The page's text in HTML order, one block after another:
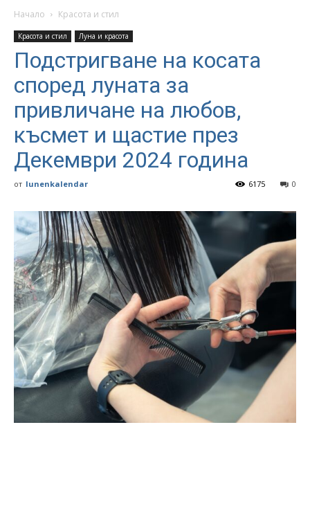
Начало Красота и стил
Красота и стил Луна и красота
Подстригване на косата
според луната за
привличане на любов,
късмет и щастие през
Декември 2024 година
от lunenkalendar 0
6175